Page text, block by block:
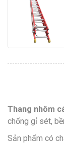
Thang nhôm
chống gỉ sét,
Sản phẩm có